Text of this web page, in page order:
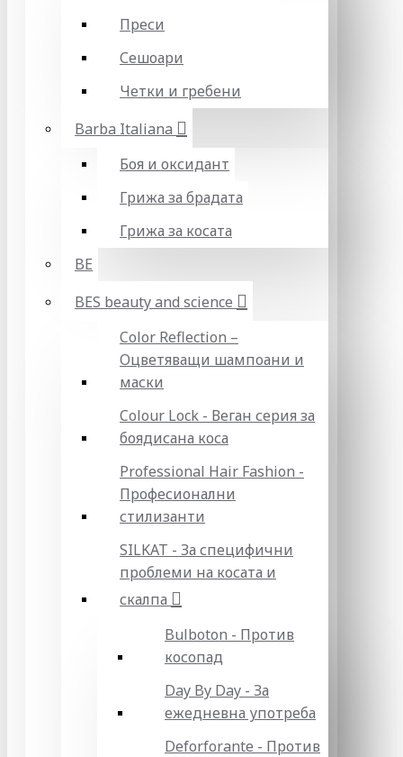
Преси
Сешоари
Четки и гребени
Barba Italiana
Боя и оксидант
Грижа за брадата
Грижа за косата
BE
BES beauty and science
Color Reflection –
Оцветяващи шампоани и
маски
Colour Lock - Веган серия за
боядисана коса
Professional Hair Fashion -
Професионални
стилизанти
SILKAT - За специфични
проблеми на косата и
скалпа
Bulboton - Против
косопад
Day By Day - За
ежедневна употреба
Deforforante - Против